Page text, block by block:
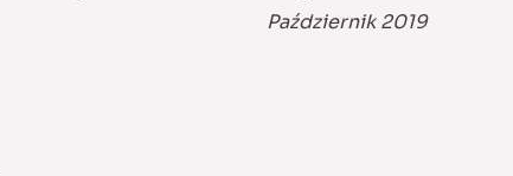
Październik 2019